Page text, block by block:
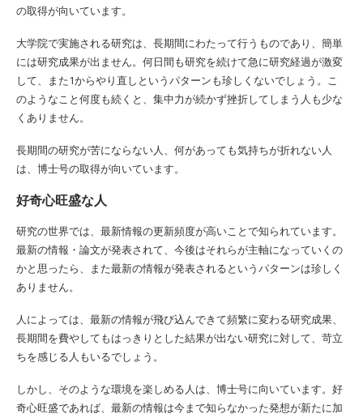
の取得が向いています。
大学院で実施される研究は、長期間にわたって行うものであり、簡単
には研究成果が出ません。何日間も研究を続けて急に研究経過が激変
して、また1からやり直しというパターンも珍しくないでしょう。こ
のようなこと何度も続くと、集中力が続かず挫折してしまう人も少な
くありません。
長期間の研究が苦にならない人、何があっても気持ちが折れない人
は、博士号の取得が向いています。
好奇心旺盛な人
研究の世界では、最新情報の更新頻度が高いことで知られています。
最新の情報・論文が発表されて、今後はそれらが主軸になっていくの
かと思ったら、また最新の情報が発表されるというパターンは珍しく
ありません。
人によっては、最新の情報が飛び込んできて頻繁に変わる研究成果、
長期間を費やしてもはっきりとした結果が出ない研究に対して、苛立
ちを感じる人もいるでしょう。
しかし、そのような環境を楽しめる人は、博士号に向いています。好
奇心旺盛であれば、最新の情報は今まで知らなかった発想が新たに加